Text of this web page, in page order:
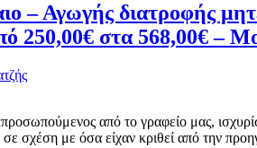
– Αγωγής διατροφής
250,00€ στα 568,00€ –
από το γραφείο μας,
σε σχέση με όσα είχαν κριθεί από την